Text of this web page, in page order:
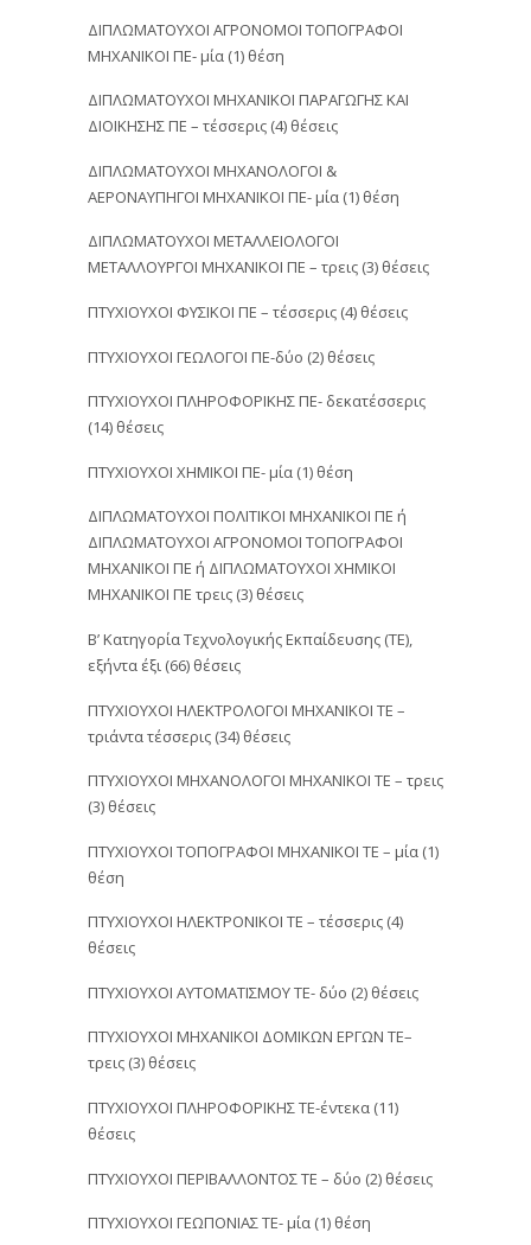
ΔΙΠΛΩΜΑΤΟΥΧΟΙ ΑΓΡΟΝΟΜΟΙ ΤΟΠΟΓΡΑΦΟΙ
ΜΗΧΑΝΙΚΟΙ ΠΕ- μία (1) θέση
ΔΙΠΛΩΜΑΤΟΥΧΟΙ ΜΗΧΑΝΙΚΟΙ ΠΑΡΑΓΩΓΗΣ ΚΑΙ
ΔΙΟΙΚΗΣΗΣ ΠΕ – τέσσερις (4) θέσεις
ΔΙΠΛΩΜΑΤΟΥΧΟΙ ΜΗΧΑΝΟΛΟΓΟΙ &
ΑΕΡΟΝΑΥΠΗΓΟΙ ΜΗΧΑΝΙΚΟΙ ΠΕ- μία (1) θέση
ΔΙΠΛΩΜΑΤΟΥΧΟΙ ΜΕΤΑΛΛΕΙΟΛΟΓΟΙ
ΜΕΤΑΛΛΟΥΡΓΟΙ ΜΗΧΑΝΙΚΟΙ ΠΕ – τρεις (3) θέσεις
ΠΤΥΧΙΟΥΧΟΙ ΦΥΣΙΚΟΙ ΠΕ – τέσσερις (4) θέσεις
ΠΤΥΧΙΟΥΧΟΙ ΓΕΩΛΟΓΟΙ ΠΕ-δύο (2) θέσεις
ΠΤΥΧΙΟΥΧΟΙ ΠΛΗΡΟΦΟΡΙΚΗΣ ΠΕ- δεκατέσσερις
(14) θέσεις
ΠΤΥΧΙΟΥΧΟΙ ΧΗΜΙΚΟΙ ΠΕ- μία (1) θέση
ΔΙΠΛΩΜΑΤΟΥΧΟΙ ΠΟΛΙΤΙΚΟΙ ΜΗΧΑΝΙΚΟΙ ΠΕ ή
ΔΙΠΛΩΜΑΤΟΥΧΟΙ ΑΓΡΟΝΟΜΟΙ ΤΟΠΟΓΡΑΦΟΙ
ΜΗΧΑΝΙΚΟΙ ΠΕ ή ΔΙΠΛΩΜΑΤΟΥΧΟΙ ΧΗΜΙΚΟΙ
ΜΗΧΑΝΙΚΟΙ ΠΕ τρεις (3) θέσεις
Β’ Κατηγορία Τεχνολογικής Εκπαίδευσης (ΤΕ),
εξήντα έξι (66) θέσεις
ΠΤΥΧΙΟΥΧΟΙ ΗΛΕΚΤΡΟΛΟΓΟΙ ΜΗΧΑΝΙΚΟΙ TΕ –
τριάντα τέσσερις (34) θέσεις
ΠΤΥΧΙΟΥΧΟΙ ΜΗΧΑΝΟΛΟΓΟΙ ΜΗΧΑΝΙΚΟΙ ΤΕ – τρεις
(3) θέσεις
ΠΤΥΧΙΟΥΧΟΙ ΤΟΠΟΓΡΑΦΟΙ ΜΗΧΑΝΙΚΟΙ ΤΕ – μία (1)
θέση
ΠΤΥΧΙΟΥΧΟΙ ΗΛΕΚΤΡΟΝΙΚΟΙ ΤΕ – τέσσερις (4)
θέσεις
ΠΤΥΧΙΟΥΧΟΙ ΑΥΤΟΜΑΤΙΣΜΟΥ ΤΕ- δύο (2) θέσεις
ΠΤΥΧΙΟΥΧΟΙ ΜΗΧΑΝΙΚΟΙ ΔΟΜΙΚΩΝ ΕΡΓΩΝ ΤΕ–
τρεις (3) θέσεις
ΠΤΥΧΙΟΥΧΟΙ ΠΛΗΡΟΦΟΡΙΚΗΣ ΤΕ-έντεκα (11)
θέσεις
ΠΤΥΧΙΟΥΧΟΙ ΠΕΡΙΒΑΛΛΟΝΤΟΣ ΤΕ – δύο (2) θέσεις
ΠΤΥΧΙΟΥΧΟΙ ΓΕΩΠΟΝΙΑΣ ΤΕ- μία (1) θέση